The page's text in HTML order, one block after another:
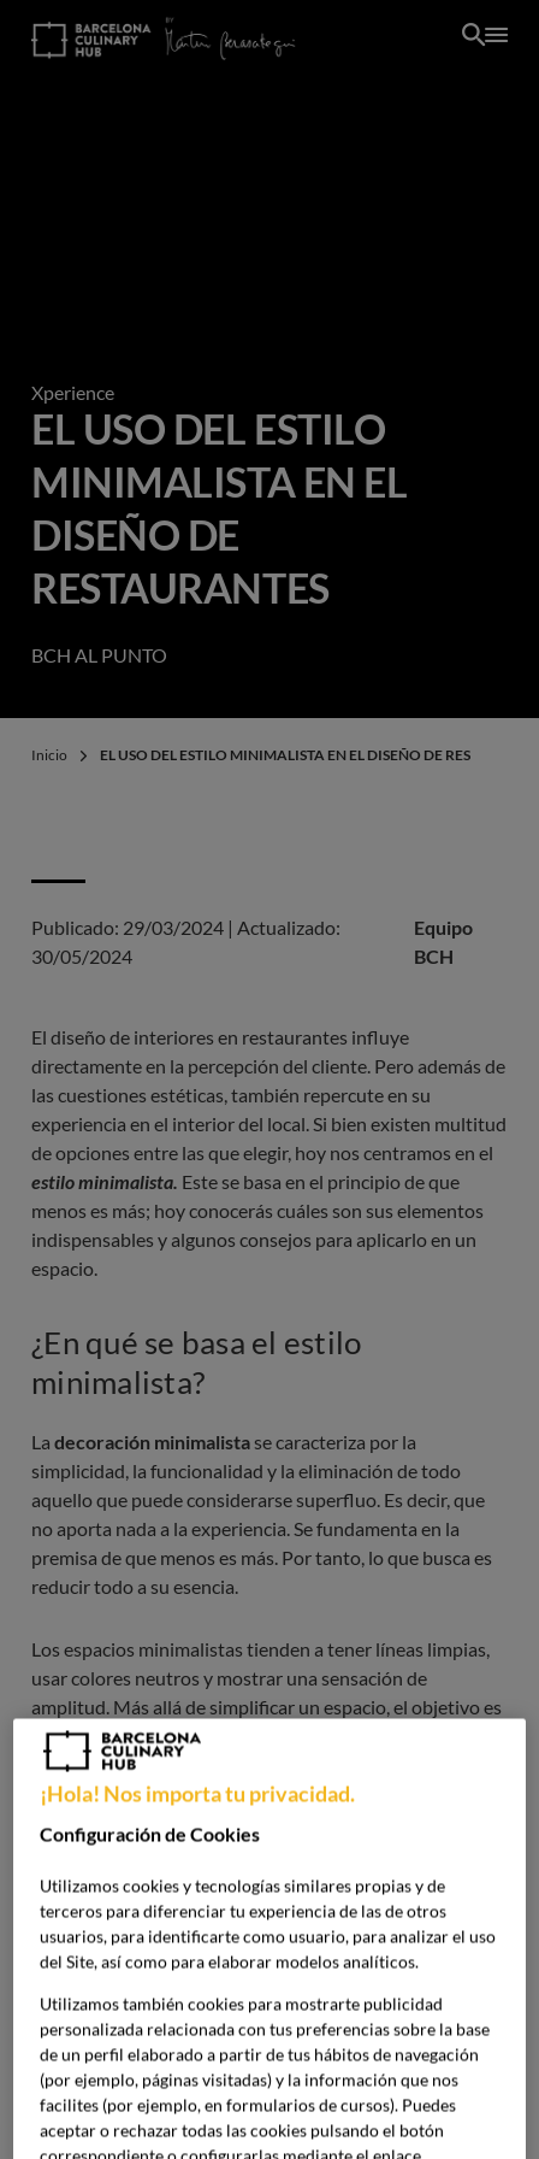
Xperience
EL USO DEL ESTILO
MINIMALISTA EN EL
DISEÑO DE
RESTAURANTES
BCH AL PUNTO
Inicio EL USO DEL ESTILO MINIMALISTA EN EL DISEÑO DE
Publicado: 29/03/2024 | Actualizado:
30/05/2024
Equipo
BCH
El diseño de interiores en restaurantes influye
directamente en la percepción del cliente. Pero además de
las cuestiones estéticas, también repercute en su
experiencia en el interior del local. Si bien existen multitud
de opciones entre las que elegir, hoy nos centramos en el
estilo minimalista. Este se basa en el principio de que
menos es más; hoy conocerás cuáles son sus elementos
indispensables y algunos consejos para aplicarlo en un
espacio.
¿En qué se basa el estilo
minimalista?
La decoración minimalista se caracteriza por la
simplicidad, la funcionalidad y la eliminación de todo
aquello que puede considerarse superfluo. Es decir, que
no aporta nada a la experiencia. Se fundamenta en la
premisa de que menos es más. Por tanto, lo que busca es
reducir todo a su esencia.
Los espacios minimalistas tienden a tener líneas limpias,
usar colores neutros y mostrar una sensación de
amplitud. Más allá de simplificar un espacio, el objetivo es
crear una apariencia que transmita serenidad y armonía, y
en la que todos los elementos que forman parte de ella se
integren de manera coherente y equilibrada.
MÁSTER EN DISEÑO DE ESPACIOS Y
ENTORNOS GASTRONÓMICOS
Elementos clave para que tu
restaurante tenga una decoración
minimalista
Ladecoración de un restaurante es importante porque
¡Hola! Nos importa tu privacidad.
Configuración de Cookies
Utilizamos cookies y tecnologías similares propias y de
terceros para diferenciar tu experiencia de las de otros
usuarios, para identificarte como usuario, para analizar el uso
del Site, así como para elaborar modelos analíticos.
Utilizamos también cookies para mostrarte publicidad
personalizada relacionada con tus preferencias sobre la base
de un perfil elaborado a partir de tus hábitos de navegación
(por ejemplo, páginas visitadas) y la información que nos
facilites (por ejemplo, en formularios de cursos). Puedes
aceptar o rechazar todas las cookies pulsando el botón